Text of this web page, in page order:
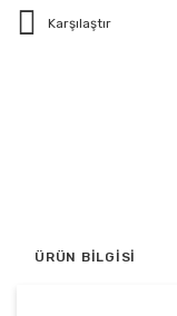
Karşılaştır
ÜRÜN BİLGİSİ